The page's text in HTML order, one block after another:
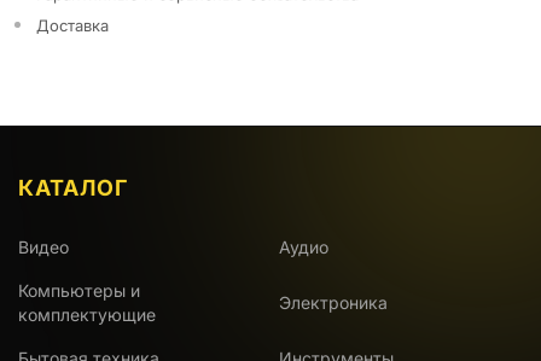
Доставка
КАТАЛОГ
Видео Аудио
Компьютеры и
комплектующие
Электроника